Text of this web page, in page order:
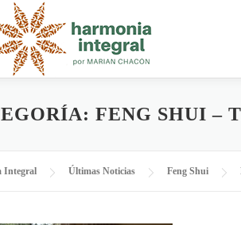
FENG SHUI –
Integral Últimas Noticias Feng Shui